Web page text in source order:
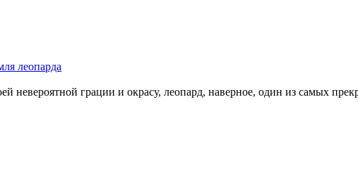
леопарда
невероятной грации и окрасу, леопард, наверное, один из самых